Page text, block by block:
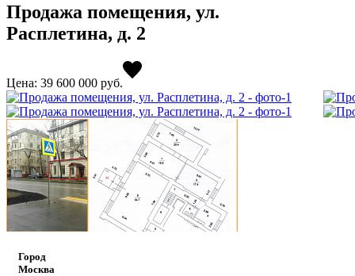
Продажа помещения, ул.
Расплетина, д. 2
Цена: 39 600 000 руб.
Город
Москва